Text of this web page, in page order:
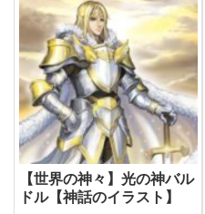
【世界の神々】光の神バル
ドル【神話のイラスト】